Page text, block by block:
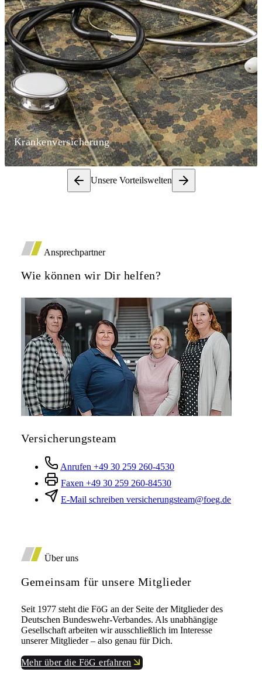
Krankenversicherung
Unsere Vorteilswelten
Ansprechpartner
Wie können wir Dir helfen?
Versicherungsteam
Anrufen +49 30 259 260-4530
Faxen +49 30 259 260-84530
E-Mail schreiben versicherungsteam@foeg.de
Über uns
Gemeinsam für unsere Mitglieder
Seit 1977 steht die FöG an der Seite der Mitglieder des
Deutschen Bundeswehr-Verbandes. Als unabhängige
Gesellschaft arbeiten wir ausschließlich im Interesse
unserer Mitglieder – also genau für Dich.
Mehr über die FöG erfahren